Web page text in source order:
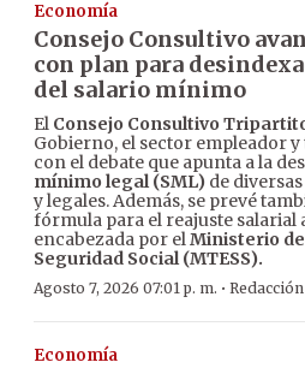
Economía
Consejo Consultivo
con plan para
del salario mínimo
El Consejo Consultivo
Gobierno, el sector empleador
con el debate que apunta a la
mínimo legal (SML) de
y legales. Además, se prevé
fórmula para el reajuste salarial
encabezada por elMinisterio
Seguridad Social (MTESS).
Agosto 7, 2026 07:01 p. m. ·
Economía